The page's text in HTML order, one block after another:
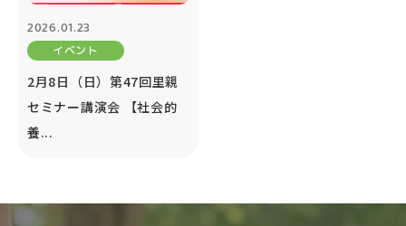
2026.01.23
イベント
2月8日（日）第47回里親
セミナー講演会 【社会的
養...